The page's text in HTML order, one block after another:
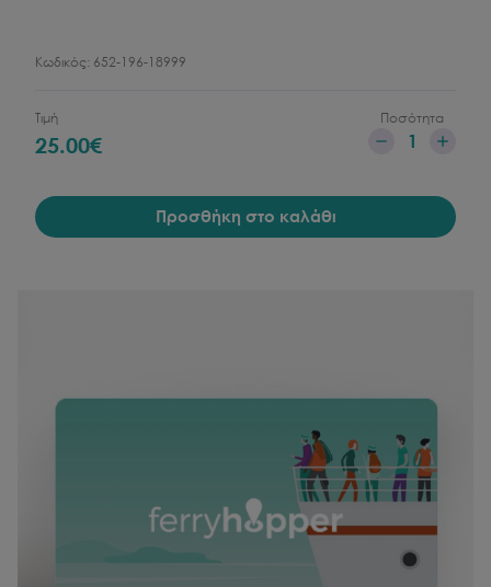
Κωδικός: 652-196-18999
Τιμή
25.00€
Ποσότητα
1
Προσθήκη στο καλάθι